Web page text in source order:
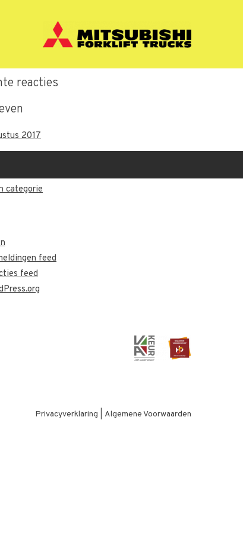
berichten
reacties
2017
categorie
feed
feed
Privacyverklaring Algemene Voorwaarden